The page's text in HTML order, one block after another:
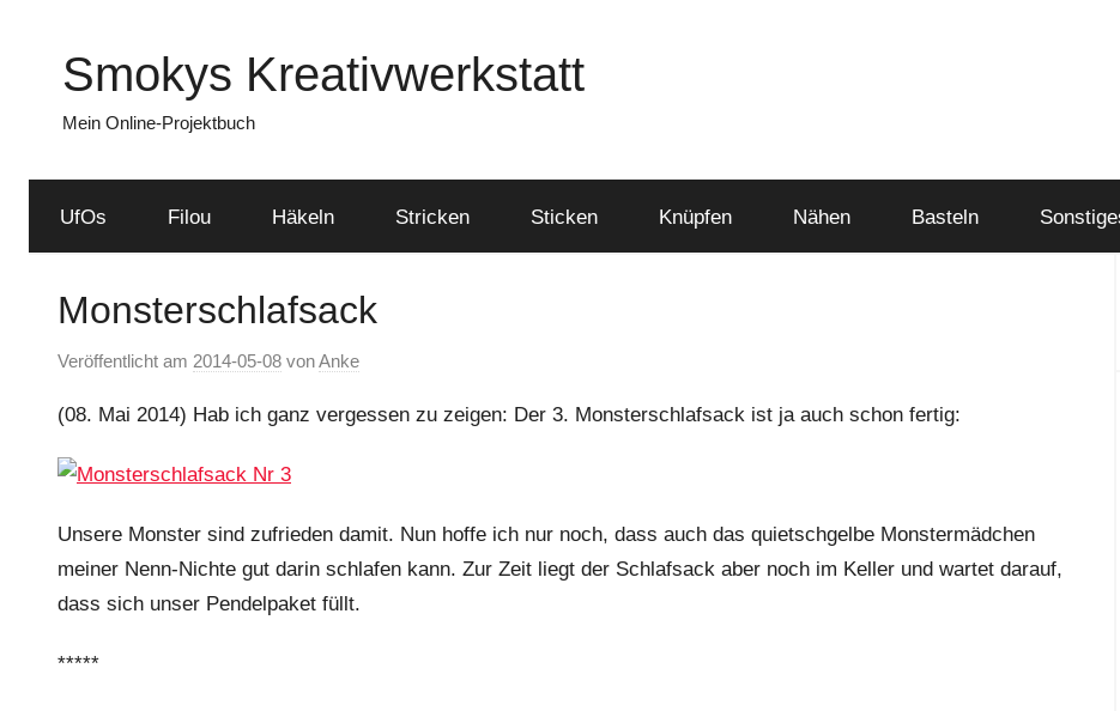
springen
Smokys Kreativwerkstatt
Mein Online-Projektbuch
UfOs Filou Häkeln Stricken Sticken Knüpfen Nähen Basteln
Monsterschlafsack
Veröffentlicht am 2014-05-08 vonAnke
(08. Mai 2014) Hab ich ganz vergessen zu zeigen: Der 3. Monsterschlafsack ist ja auch schon fertig:
Unsere Monster sind zufrieden damit. Nun hoffe ich nur noch, dass auch das quietschgelbe Monstermädchen
meiner Nenn-Nichte gut darin schlafen kann. Zur Zeit liegt der Schlafsack aber noch im Keller und wartet darauf,
dass sich unser Pendelpaket füllt.
*****